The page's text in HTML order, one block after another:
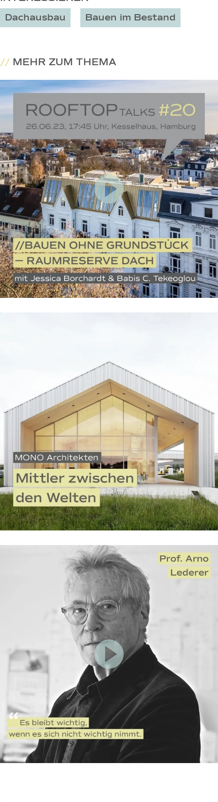
Dachausbau Bauen im Bestand
// MEHR ZUM THEMA